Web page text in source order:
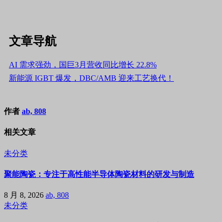
文章导航
AI 需求强劲，国巨3月营收同比增长 22.8%
新能源 IGBT 爆发，DBC/AMB 迎来工艺换代！
作者 ab, 808
相关文章
未分类
聚能陶瓷：专注于高性能半导体陶瓷材料的研发与制造
8 月 8, 2026 ab, 808
未分类